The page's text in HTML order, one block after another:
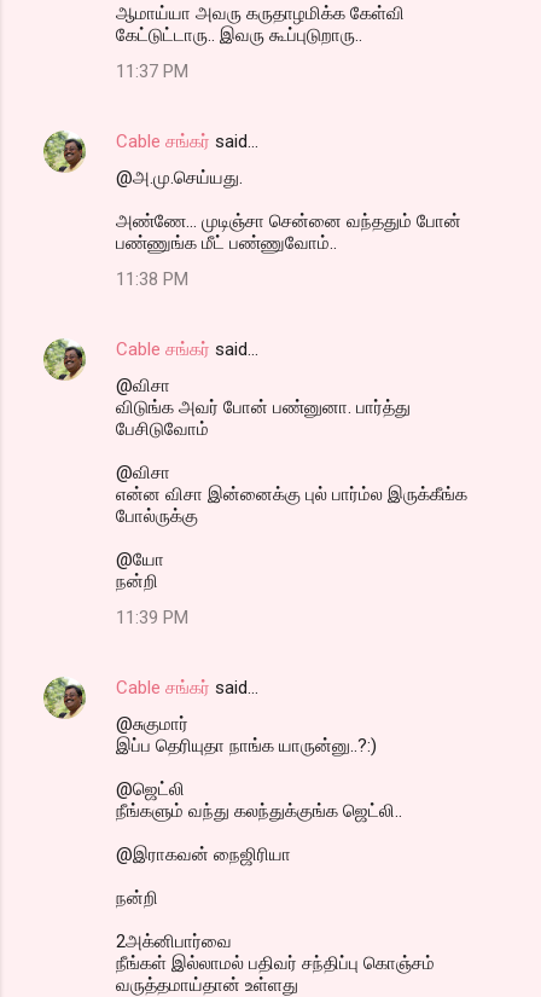
ஆமாய்யா அவரு கருதாழமிக்க கேள்வி
கேட்டுட்டாரு.. இவரு கூப்புடுறாரு..
11:37 PM
Cable சங்கர் said…
@அ.மு.செய்யது.
அண்ணே... முடிஞ்சா சென்னை வந்ததும் போன்
பண்ணுங்க மீட் பண்ணுவோம்..
11:38 PM
Cable சங்கர் said…
@விசா
விடுங்க அவர் போன் பண்னுனா. பார்த்து
பேசிடுவோம்
@விசா
என்ன விசா இன்னைக்கு புல் பார்ம்ல இருக்கீங்க
போல்ருக்கு
@யோ
நன்றி
11:39 PM
Cable சங்கர் said…
@சுகுமார்
இப்ப தெரியுதா நாங்க யாருன்னு..?:)
@ஜெட்லி
நீங்களும் வந்து கலந்துக்குங்க ஜெட்லி..
@இராகவன் நைஜிரியா
நன்றி
2அக்னிபார்வை
நீங்கள் இல்லாமல் பதிவர் சந்திப்பு கொஞ்சம்
வருத்தமாய்தான் உள்ளது